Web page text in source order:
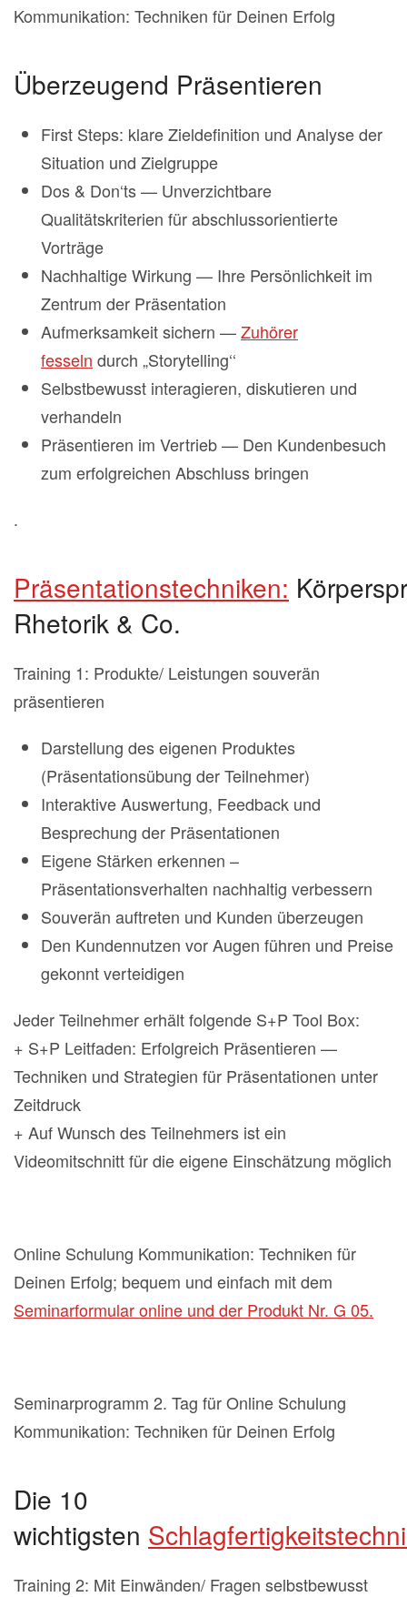
Kommunikation: Techniken für Deinen Erfolg
Überzeugend Präsentieren
First Steps: klare Zieldefinition und Analyse der
Situation und Zielgruppe
Dos & Don‘ts — Unverzichtbare
Qualitätskriterien für abschlussorientierte
Vorträge
Nachhaltige Wirkung — Ihre Persönlichkeit im
Zentrum der Präsentation
Aufmerksamkeit sichern —Zuhörer
fesseln durch „Storytelling‘‘
Selbstbewusst interagieren, diskutieren und
verhandeln
Präsentieren im Vertrieb — Den Kundenbesuch
zum erfolgreichen Abschluss bringen
.
Präsentationstechniken:
Rhetorik & Co.
Training 1: Produkte/ Leistungen souverän
präsentieren
Darstellung des eigenen Produktes
(Präsentationsübung der Teilnehmer)
Interaktive Auswertung, Feedback und
Besprechung der Präsentationen
Eigene Stärken erkennen –
Präsentationsverhalten nachhaltig verbessern
Souverän auftreten und Kunden überzeugen
Den Kundennutzen vor Augen führen und Preise
gekonnt verteidigen
Jeder Teilnehmer erhält folgende S+P Tool Box:
+ S+P Leitfaden: Erfolgreich Präsentieren —
Techniken und Strategien für Präsentationen unter
Zeitdruck
+ Auf Wunsch des Teilnehmers ist ein
Videomitschnitt für die eigene Einschätzung möglich
Online Schulung Kommunikation: Techniken für
Deinen Erfolg; bequem und einfach mit dem
Seminarformular online und der Produkt Nr. G 05.
Seminarprogramm 2. Tag für Online Schulung
Kommunikation: Techniken für Deinen Erfolg
Die 10
wichtigsten
Training 2: Mit Einwänden/ Fragen selbstbewusst